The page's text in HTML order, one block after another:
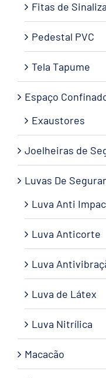
Fitas de
Pedestal PVC
Tela Tapume
Espaço
Exaustores
Joelheiras de
Luvas De
Luva Anti
Luva Anticorte
Luva
Luva de Látex
Luva Nitrílica
Macacão